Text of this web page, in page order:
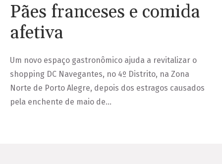
Pães franceses e comida
afetiva
Um novo espaço gastronômico ajuda a revitalizar o
shopping DC Navegantes, no 4º Distrito, na Zona
Norte de Porto Alegre, depois dos estragos causados
pela enchente de maio de…